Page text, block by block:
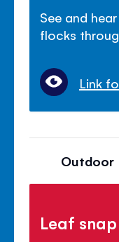
See and
flocks
Link
Outdoor
Leaf snap